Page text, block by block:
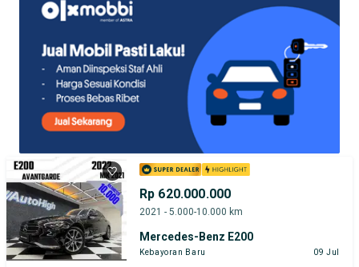
Rp 620.000.000
2021 - 5.000-10.000 km
Mercedes-Benz E200
Kebayoran Baru 09 Jul